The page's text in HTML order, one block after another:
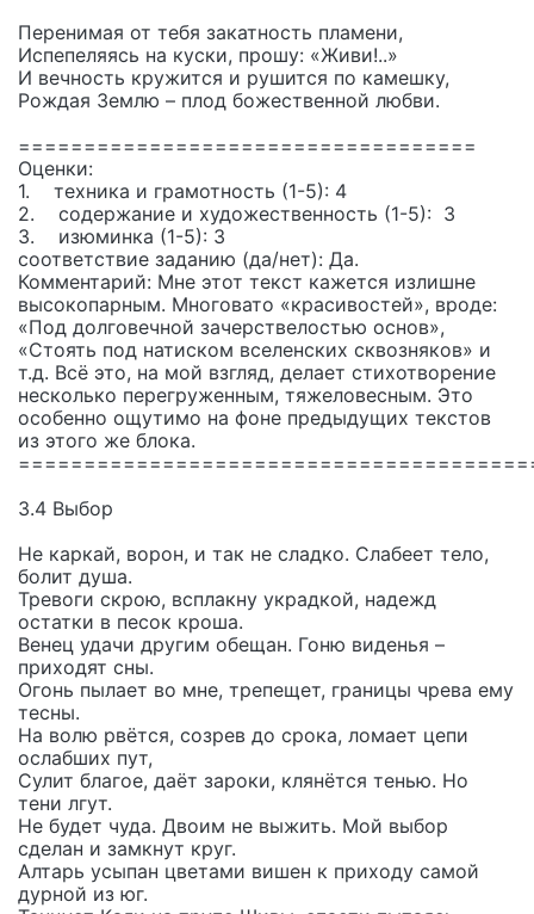
Перенимая от тебя закатность пламени,
Испепеляясь на куски, прошу: «Живи!..»
И вечность кружится и рушится по камешку,
Рождая Землю – плод божественной любви.
===================================
Оценки:
1. техника и грамотность (1-5): 4
2. содержание и художественность (1-5): 3
3. изюминка (1-5): 3
соответствие заданию (да/нет): Да.
Комментарий: Мне этот текст кажется излишне
высокопарным. Многовато «красивостей», вроде:
«Под долговечной зачерствелостью основ»,
«Стоять под натиском вселенских сквозняков» и
т.д. Всё это, на мой взгляд, делает стихотворение
несколько перегруженным, тяжеловесным. Это
особенно ощутимо на фоне предыдущих текстов
из этого же блока.
3.4 Выбор
Не каркай, ворон, и так не сладко. Слабеет тело,
болит душа.
Тревоги скрою, всплакну украдкой, надежд
остатки в песок кроша.
Венец удачи другим обещан. Гоню виденья –
приходят сны.
Огонь пылает во мне, трепещет, границы чрева ему
тесны.
На волю рвётся, созрев до срока, ломает цепи
ослабших пут,
Сулит благое, даёт зароки, клянётся тенью. Но
тени лгут.
Не будет чуда. Двоим не выжить. Мой выбор
сделан и замкнут круг.
Алтарь усыпан цветами вишен к приходу самой
дурной из юг.